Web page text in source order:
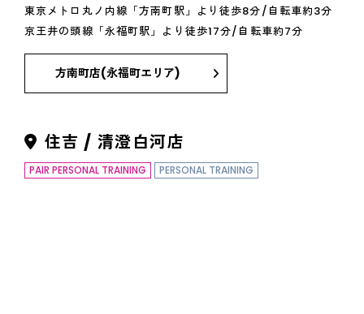
東京メトロ丸ノ内線「方南町駅」より徒歩8分/自転車約3分
京王井の頭線「永福町駅」より徒歩17分/自転車約7分
方南町店(永福町エリア)
住吉 / 清澄白河店
PAIR PERSONAL TRAINING PERSONAL TRAINING